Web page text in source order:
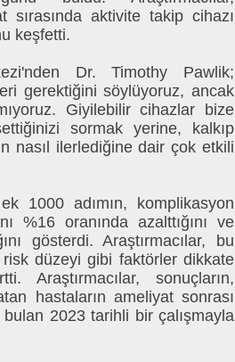
aktivite takip cihazı
keşfetti.
Dr. Timothy Pawlik;
gerektiğini söylüyoruz, ancak
Giyilebilir cihazlar bize
sormak yerine, kalkıp
nasıl ilerlediğine dair çok etkili
1000 adımın, komplikasyon
%16 oranında azalttığını ve
gösterdi. Araştırmacılar, bu
düzeyi gibi faktörler dikkate
Araştırmacılar, sonuçların,
hastaların ameliyat sonrası
2023 tarihli bir çalışmayla